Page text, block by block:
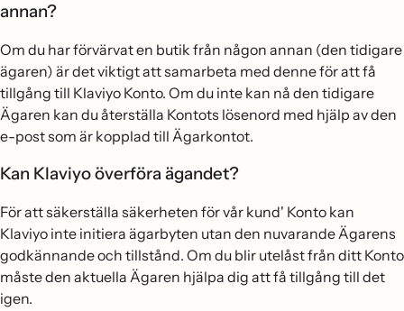
annan?
Om du har förvärvat en butik från någon annan (den tidigare
ägaren) är det viktigt att samarbeta med denne för att få
tillgång till Klaviyo Konto. Om du inte kan nå den tidigare
Ägaren kan du återställa Kontots lösenord med hjälp av den
e-post som är kopplad till Ägarkontot.
Kan Klaviyo överföra ägandet?
För att säkerställa säkerheten för vår kund' Konto kan
Klaviyo inte initiera ägarbyten utan den nuvarande Ägarens
godkännande och tillstånd. Om du blir utelåst från ditt Konto
måste den aktuella Ägaren hjälpa dig att få tillgång till det
igen.